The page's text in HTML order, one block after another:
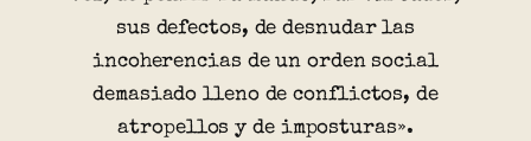
sus defectos, de desnudar las
incoherencias de un orden social
demasiado lleno de conflictos, de
atropellos y de imposturas».